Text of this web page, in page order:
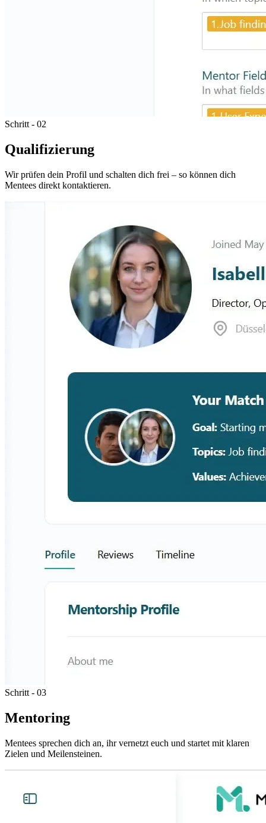
Schritt - 02
Qualifizierung
Wir prüfen dein Profil und schalten dich frei – so können dich
Mentees direkt kontaktieren.
Schritt - 03
Mentoring
Mentees sprechen dich an, ihr vernetzt euch und startet mit klaren
Zielen und Meilensteinen.